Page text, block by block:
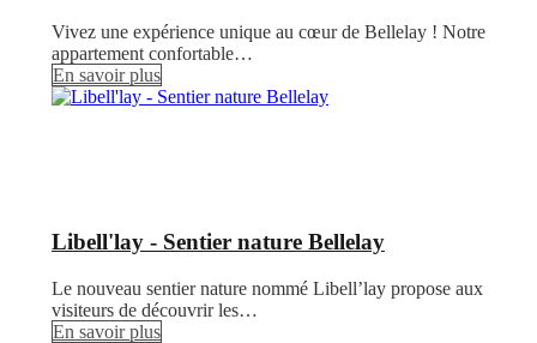
Vivez une expérience unique au cœur de Bellelay ! Notre
appartement confortable…
En savoir plus
Libell'lay - Sentier nature Bellelay
Le nouveau sentier nature nommé Libell’lay propose aux
visiteurs de découvrir les…
En savoir plus